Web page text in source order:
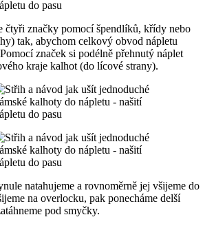
čtyři značky pomocí špendlíků, křídy nebo
tak, abychom celkový obvod nápletu
značek si podélně přehnutý náplet
kraje kalhot (do lícové strany).
natahujeme a rovnoměrně jej všijeme do
na overlocku, pak ponecháme delší
pod smyčky.